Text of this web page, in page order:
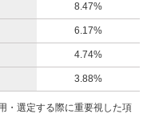
8.47%
6.17%
4.74%
3.88%
・選定する際に重要視した項